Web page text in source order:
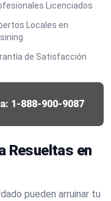
Licenciados
Locales en
de Satisfacción
1-888-900-9087
Resueltas en
pueden arruinar tu